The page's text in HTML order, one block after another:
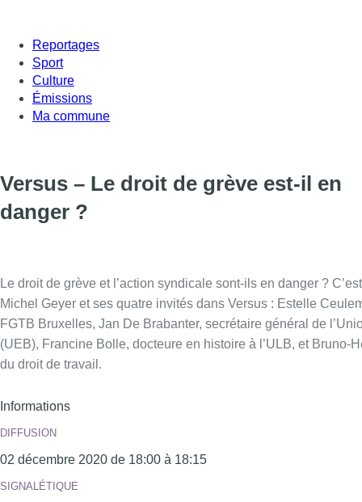
Reportages
Sport
Culture
Émissions
Ma commune
Versus – Le droit de grève est-il en
danger ?
Le droit de grève et l’action syndicale sont-ils en danger ?
Michel Geyer et ses quatre invités dans Versus : Estelle
FGTB Bruxelles, Jan De Brabanter, secrétaire général de
(UEB), Francine Bolle, docteure en histoire à l’ULB, et Bruno-
du droit de travail.
Informations
DIFFUSION
02 décembre 2020 de 18:00 à 18:15
SIGNALÉTIQUE